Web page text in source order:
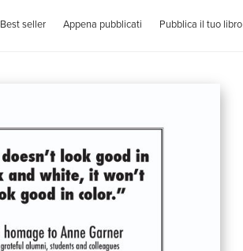
Best seller Appena pubblicati Pubblica il tuo libro